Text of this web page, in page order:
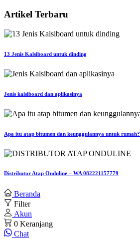
Artikel Terbaru
13 Jenis Kalsiboard untuk dinding
Jenis kalsiboard dan aplikasinya
Apa itu atap bitumen dan keunggulannya untuk rumah?
Distributor Atap Onduline – WA 082221157779
Beranda
Filter
Akun
0 Keranjang
Chat